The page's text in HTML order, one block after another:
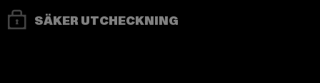
SÄKER UTCHECKNING